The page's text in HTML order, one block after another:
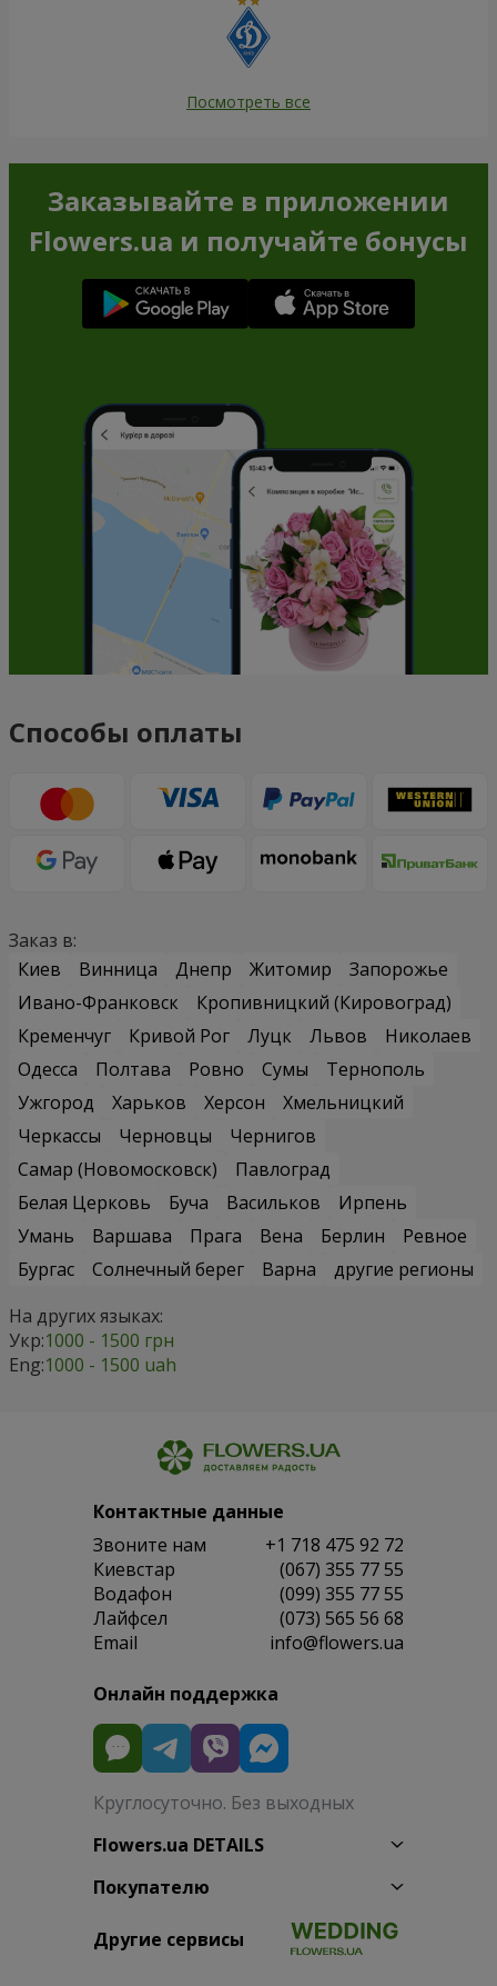
Посмотреть все
Заказывайте в приложении
Flowers.ua и получайте бонусы
Способы оплаты
Заказ в:
Киев
Винница Днепр Житомир
Запорожье
Ивано-Франковск
Кропивницкий (Кировоград)
Кременчуг
Кривой Рог Луцк Львов
Николаев
Одесса
Полтава Ровно Сумы
Тернополь
Ужгород
Харьков Херсон
Хмельницкий
Черкассы
Черновцы
Чернигов
Самар (Новомосковск)
Павлоград
Белая Церковь
Буча Васильков
Ирпень
Умань
Варшава Прага Вена Берлин
Ревное
Бургас
Солнечный берег Варна
другие регионы
На других языках:
Укр:1000 - 1500 грн
Eng:1000 - 1500 uah
Контактные данные
Звоните нам
+1 718 475 92 72
Киевстар
(067) 355 77 55
Водафон
(099) 355 77 55
Лайфсел
(073) 565 56 68
Email
info@flowers.ua
Онлайн поддержка
Круглосуточно. Без выходных
Flowers.ua DETAILS
Покупателю
Другие сервисы